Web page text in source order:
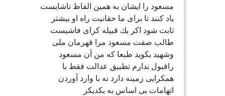
مسعود را ايشان به همين الفاظ ناشايست
ياد كنند تا براى ما حقانيت راه او بيشتر
ثابت شود اكر يك قبيله كراى فاشيست
طالب صفت مسعود مرا قهرمان ملى
وشهيد بكويد طبعا كه من آن مسعود
راقبول ندارم تطبيق عدالت فقط با
همكرايى زمينه دارد نه با وارد آوردن
اتهامات بى اساس به يكديكر